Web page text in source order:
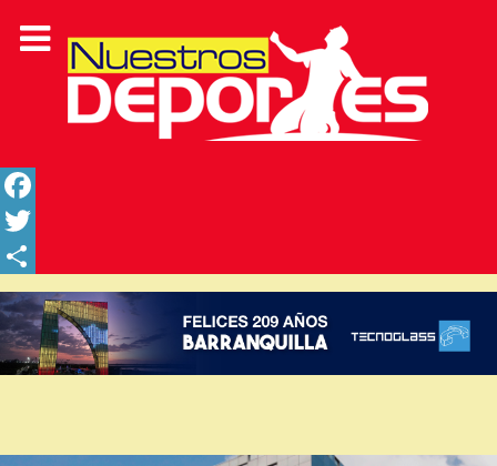
Facebook
Twitter
Share